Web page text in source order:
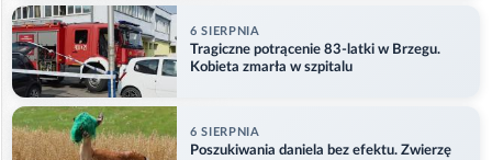
6 SIERPNIA
Tragiczne potrącenie 83-latki w Brzegu.
Kobieta zmarła w szpitalu
6 SIERPNIA
Poszukiwania daniela bez efektu. Zwierzę